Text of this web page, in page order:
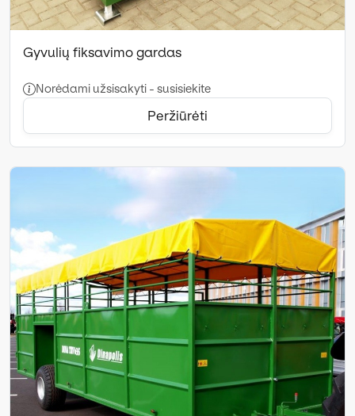
Gyvulių fiksavimo gardas
Norėdami užsisakyti - susisiekite
Peržiūrėti